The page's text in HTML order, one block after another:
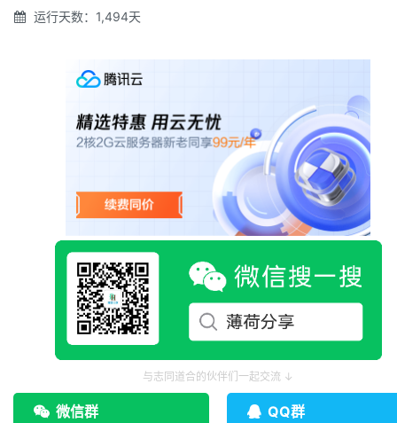
运行天数：1,494天
与志同道合的伙伴们一起交流 ↓
微信群 QQ群